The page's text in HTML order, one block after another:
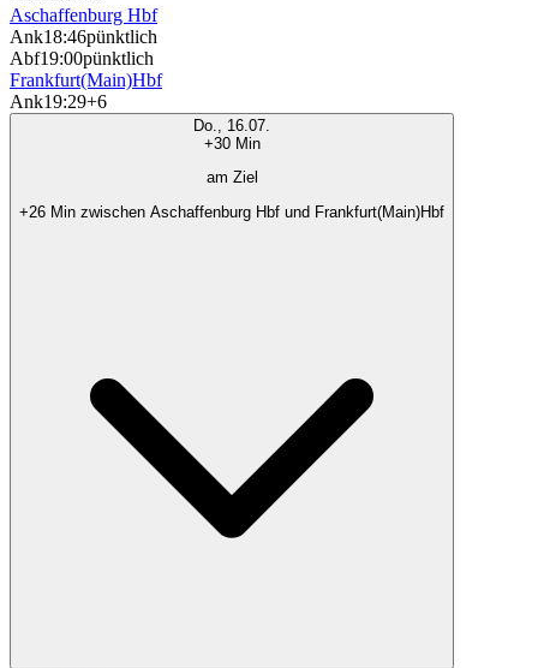
Aschaffenburg Hbf
Ank18:46pünktlich
Abf19:00pünktlich
Frankfurt(Main)Hbf
Ank19:29+6
Do., 16.07.
+30 Min
am Ziel
+26 Min zwischen Aschaffenburg Hbf und Frankfurt(Main)Hbf